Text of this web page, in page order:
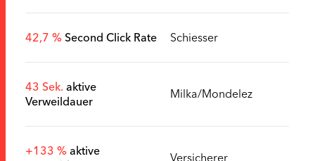
42,7 % Second Click Rate Schiesser
43 Sek. aktive
Verweildauer
Milka/Mondelez
+133 % aktive
Versicherer